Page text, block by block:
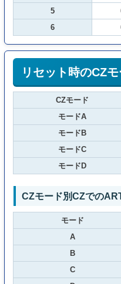
5
6
リセット時のCZ
CZモード
モードA
モードB
モードC
モードD
CZモード別CZでの
モード
A
B
C